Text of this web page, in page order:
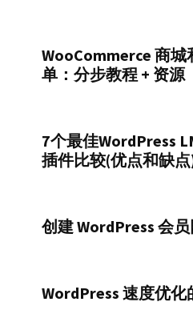
WooCommerce 商
单：分步教程 + 资源
7个最佳WordPress
插件比较(优点和缺
创建 WordPress 会
WordPress 速度优化